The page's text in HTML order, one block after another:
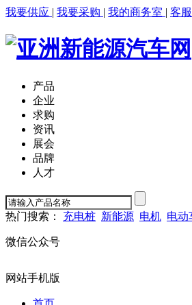
我要供应 | 我要采购 | 我的商务室 | 客
产品
企业
求购
资讯
展会
品牌
人才
热门搜索： 充电桩 新能源 电机 电动
微信公众号
网站手机版